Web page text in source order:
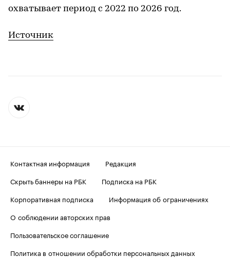
охватывает период с 2022 по 2026 год.
Источник
Контактная информация
Редакция
Скрыть баннеры на РБК
Подписка на РБК
Корпоративная подписка
Информация об ограничениях
О соблюдении авторских прав
Пользовательское соглашение
Политика в отношении обработки персональных данных